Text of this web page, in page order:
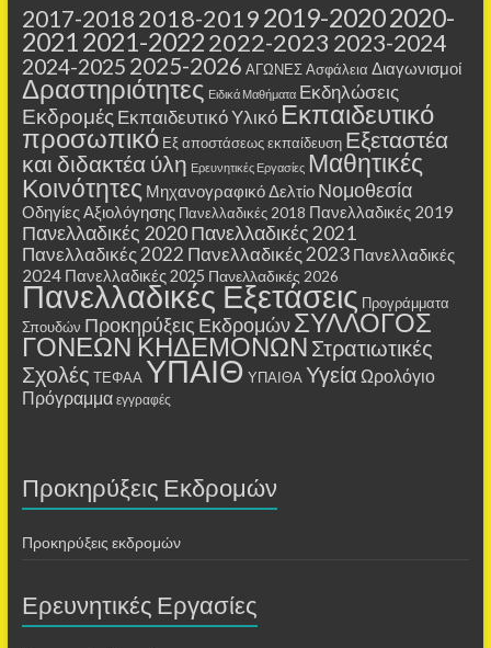
2017-2018 2018-20192019-20202020-
20212021-20222022-2023 2023-2024
2024-2025 2025-2026 ΑΓΩΝΕΣ Ασφάλεια Διαγωνισμοί
Δραστηριότητες Ειδικά Μαθήματα Εκδηλώσεις
Εκδρομές Εκπαιδευτικό Υλικό Εκπαιδευτικό
προσωπικό Εξ αποστάσεως εκπαίδευση Εξεταστέα
και διδακτέα ύλη Ερευνητικές Εργασίες Μαθητικές
Κοινότητες Μηχανογραφικό Δελτίο Νομοθεσία
Οδηγίες Αξιολόγησης Πανελλαδικές 2018 Πανελλαδικές 2019
Πανελλαδικές 2020 Πανελλαδικές 2021
Πανελλαδικές 2022 Πανελλαδικές 2023 Πανελλαδικές
2024 Πανελλαδικές 2025 Πανελλαδικές 2026
Πανελλαδικές Εξετάσεις Προγράμματα
Σπουδών Προκηρύξεις ΕκδρομώνΣΥΛΛΟΓΟΣ
ΓΟΝΕΩΝ ΚΗΔΕΜΟΝΩΝ Στρατιωτικές
Σχολές ΤΕΦΑΑ ΥΠΑΙΘ ΥΠΑΙΘΑ Υγεία Ωρολόγιο
Πρόγραμμα εγγραφές
Προκηρύξεις Εκδρομών
Προκηρύξεις εκδρομών
Ερευνητικές Εργασίες